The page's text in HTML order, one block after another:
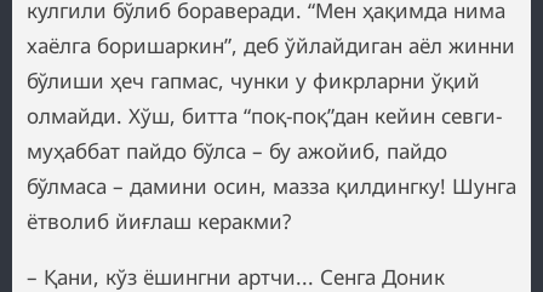
кулгили бўлиб бораверади. “Мен ҳақимда нима
хаёлга боришаркин”, деб ўйлайдиган аёл жинни
бўлиши ҳеч гапмас, чунки у фикрларни ўқий
олмайди. Хўш, битта “поқ-поқ”дан кейин севги-
муҳаббат пайдо бўлса – бу ажойиб, пайдо
бўлмаса – дамини осин, мазза қилдингку! Шунга
ётволиб йиғлаш керакми?
– Қани, кўз ёшингни артчи... Сенга Доник